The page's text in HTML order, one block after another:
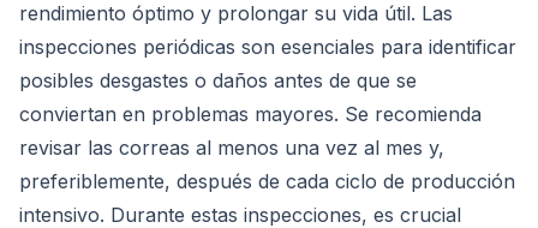
rendimiento óptimo y prolongar su vida útil. Las
inspecciones periódicas son esenciales para identificar
posibles desgastes o daños antes de que se
conviertan en problemas mayores. Se recomienda
revisar las correas al menos una vez al mes y,
preferiblemente, después de cada ciclo de producción
intensivo. Durante estas inspecciones, es crucial